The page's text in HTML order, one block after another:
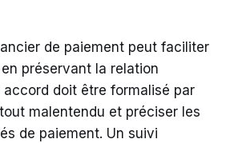
de paiement peut faciliter
préservant la relation
accord doit être formalisé par
malentendu et préciser les
de paiement. Un suivi